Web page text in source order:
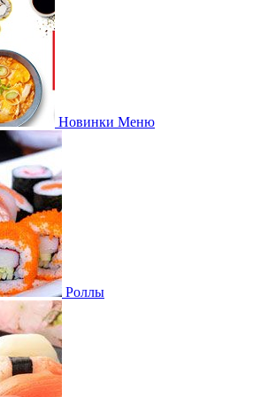
Новинки Меню
Роллы